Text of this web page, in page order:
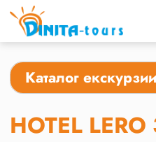
Каталог екскурзии
HOTEL